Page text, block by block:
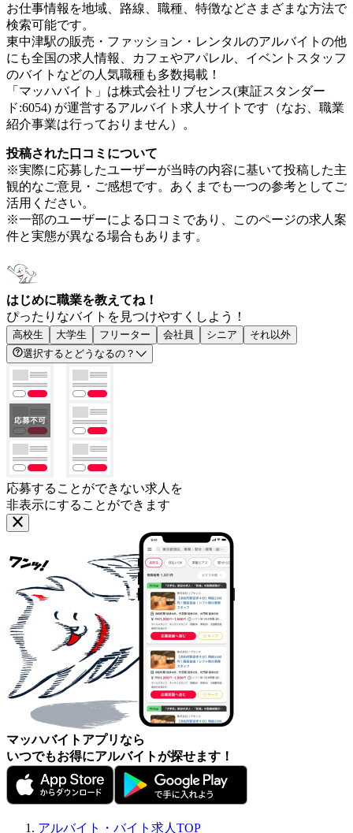
お仕事情報を地域、路線、職種、特徴などさまざまな方法で
検索可能です。
東中津駅の販売・ファッション・レンタルのアルバイトの他
にも全国の求人情報、カフェやアパレル、イベントスタッフ
のバイトなどの人気職種も多数掲載！
「マッハバイト」は株式会社リブセンス(東証スタンダー
ド:6054) が運営するアルバイト求人サイトです（なお、職業
紹介事業は行っておりません）。
投稿された口コミについて
※実際に応募したユーザーが当時の内容に基いて投稿した主
観的なご意見・ご感想です。あくまでも一つの参考としてご
活用ください。
※一部のユーザーによる口コミであり、このページの求人案
件と実態が異なる場合もあります。
はじめに職業を教えてね！
ぴったりなバイトを見つけやすくしよう！
高校生 大学生 フリーター 会社員 シニア
それ以外
選択するとどうなるの？
応募することができない求人を
非表示にすることができます
マッハバイトアプリなら
いつでもお得にアルバイトが探せます！
アルバイト・バイト求人TOP